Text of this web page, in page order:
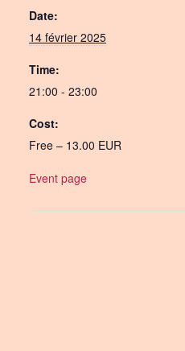
Date:
14 février 2025
Time:
21:00 - 23:00
Cost:
Free – 13.00 EUR
Event page